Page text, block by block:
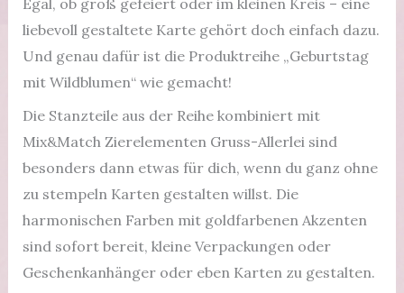
Egal, ob groß gefeiert oder im kleinen Kreis – eine
liebevoll gestaltete Karte gehört doch einfach dazu.
Und genau dafür ist die Produktreihe „Geburtstag
mit Wildblumen“ wie gemacht!
Die Stanzteile aus der Reihe kombiniert mit
Mix&Match Zierelementen Gruss-Allerlei sind
besonders dann etwas für dich, wenn du ganz ohne
zu stempeln Karten gestalten willst. Die
harmonischen Farben mit goldfarbenen Akzenten
sind sofort bereit, kleine Verpackungen oder
Geschenkanhänger oder eben Karten zu gestalten.